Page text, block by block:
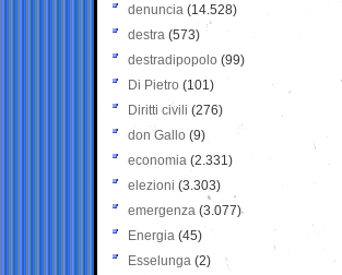
denuncia (14.528)
destra (573)
destradipopolo (99)
Di Pietro (101)
Diritti civili (276)
don Gallo (9)
economia (2.331)
elezioni (3.303)
emergenza (3.077)
Energia (45)
Esselunga (2)